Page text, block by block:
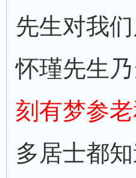
先生对我
怀瑾先生
刻有梦参
多居士都